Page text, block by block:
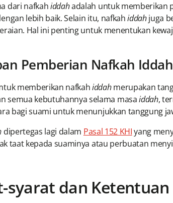
dari nafkahiddahadalah untuk memberikan
lebih baik. Selain itu, nafkahiddahjuga
Hal ini penting untuk menentukan
Pemberian Nafkah Iddah
memberikan nafkahiddahmerupakan
semua kebutuhannya selama masaiddah,
bagi suami untuk menunjukkan tanggung
dipertegas lagi dalam Pasal 152 KHIyang
taat kepada suaminya atau perbuatan
syarat dan